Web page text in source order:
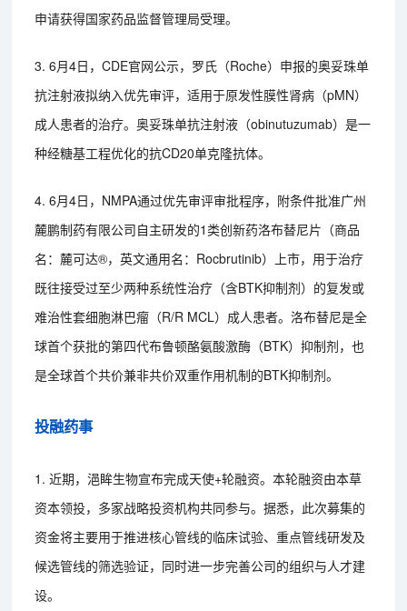
申请获得国家药品监督管理局受理。
3. 6月4日，CDE官网公示，罗氏（Roche）申报的奥妥珠单
抗注射液拟纳入优先审评，适用于原发性膜性肾病（pMN）
成人患者的治疗。奥妥珠单抗注射液（obinutuzumab）是一
种经糖基工程优化的抗CD20单克隆抗体。
4. 6月4日，NMPA通过优先审评审批程序，附条件批准广州
麓鹏制药有限公司自主研发的1类创新药洛布替尼片（商品
名：麓可达®，英文通用名：Rocbrutinib）上市，用于治疗
既往接受过至少两种系统性治疗（含BTK抑制剂）的复发或
难治性套细胞淋巴瘤（R/R MCL）成人患者。洛布替尼是全
球首个获批的第四代布鲁顿酪氨酸激酶（BTK）抑制剂，也
是全球首个共价兼非共价双重作用机制的BTK抑制剂。
投融药事
1. 近期，浥眸生物宣布完成天使+轮融资。本轮融资由本草
资本领投，多家战略投资机构共同参与。据悉，此次募集的
资金将主要用于推进核心管线的临床试验、重点管线研发及
候选管线的筛选验证，同时进一步完善公司的组织与人才建
设。